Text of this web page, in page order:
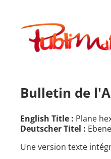
contenuPublimath
Bulletin de
English Title : Plane
Deutscher Titel :
Une version texte